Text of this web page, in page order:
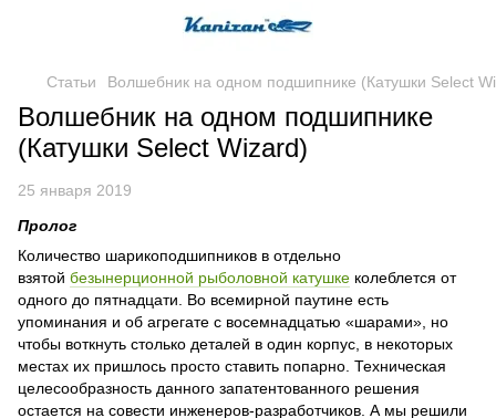
Статьи Волшебник на одном подшипнике (Катушки Select
Волшебник на одном подшипнике
(Катушки Select Wizard)
25 января 2019
Пролог
Количество шарикоподшипников в отдельно
взятой безынерционной рыболовной катушке колеблется от
одного до пятнадцати. Во всемирной паутине есть
упоминания и об агрегате с восемнадцатью «шарами», но
чтобы воткнуть столько деталей в один корпус, в некоторых
местах их пришлось просто ставить попарно. Техническая
целесообразность данного запатентованного решения
остается на совести инженеров-разработчиков. А мы решили